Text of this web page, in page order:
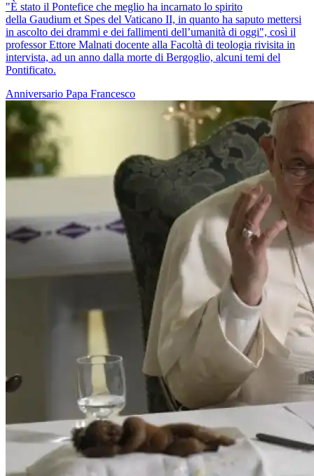
"È stato il Pontefice che meglio ha incarnato lo spirito
della Gaudium et Spes del Vaticano II, in quanto ha saputo mettersi
in ascolto dei drammi e dei fallimenti dell’umanità di oggi", così il
professor Ettore Malnati docente alla Facoltà di teologia rivisita in
intervista, ad un anno dalla morte di Bergoglio, alcuni temi del
Pontificato.
Anniversario Papa Francesco